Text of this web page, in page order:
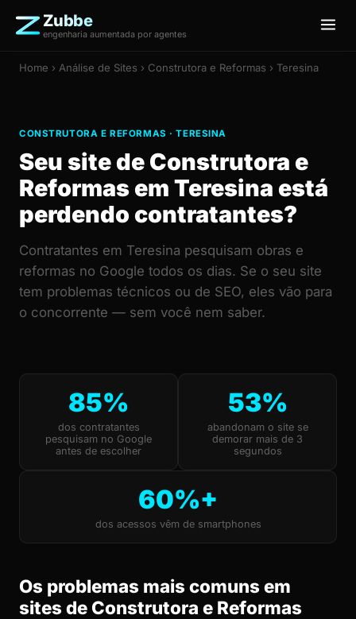
Zubbe
engenharia aumentada por agentes
Home › Análise de Sites › Construtora e Reformas › Teresina
CONSTRUTORA E REFORMAS · TERESINA
Seu site de Construtora e
Reformas em Teresina está
perdendo contratantes?
Contratantes em Teresina pesquisam obras e
reformas no Google todos os dias. Se o seu site
tem problemas técnicos ou de SEO, eles vão para
o concorrente — sem você nem saber.
85%
dos contratantes
pesquisam no Google
antes de escolher
53%
abandonam o site se
demorar mais de 3
segundos
60%+
dos acessos vêm de smartphones
Os problemas mais comuns em
sites de Construtora e Reformas